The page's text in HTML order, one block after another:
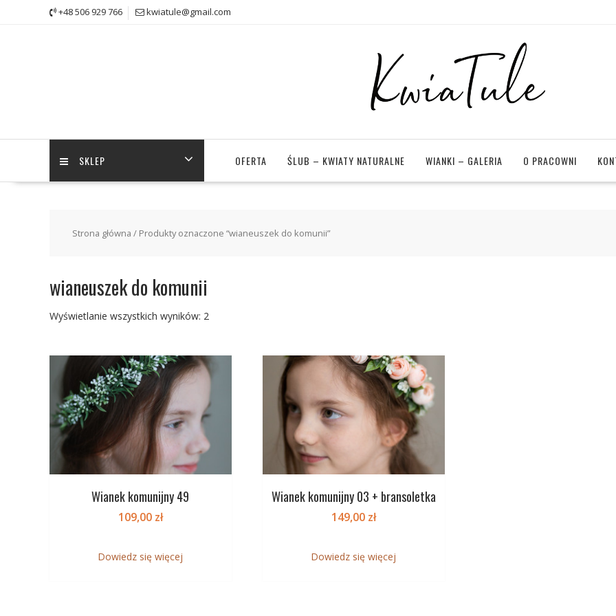
+48 506 929 766 kwiatule@gmail.com
SKLEP OFERTA ŚLUB – KWIATY NATURALNE WIANKI – GALERIA O PRACOWNI
Strona główna / Produkty oznaczone “wianeuszek do komunii”
wianeuszek do komunii
Wyświetlanie wszystkich wyników: 2
Wianek komunijny 49
109,00 zł
Dowiedz się więcej
Wianek komunijny 03 + bransoletka
149,00 zł
Dowiedz się więcej